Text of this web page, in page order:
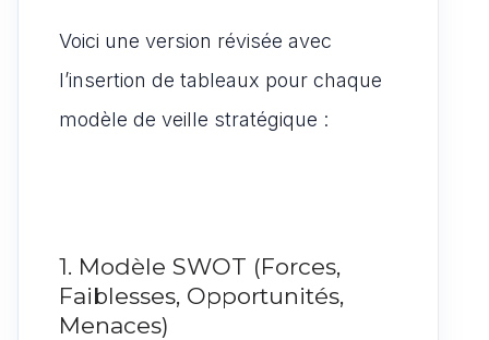
Voici une version révisée avec
l’insertion de tableaux pour chaque
modèle de veille stratégique :
1. Modèle SWOT (Forces,
Faiblesses, Opportunités,
Menaces)